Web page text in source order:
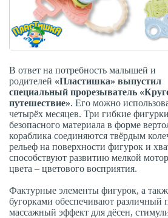
768
В ответ на потребность малышей и
родителей «Пластишка» выпустил
специальный прорезыватель
путешествие». Его можно
четырёх месяцев. Три гибкие
безопасного материала в форме
кораблика соединяются твёрдым
рельеф на поверхности фигурок и
способствуют развитию мелкой
цвета – цветового восприятия.
Фактурные элементы фигурок, а
бугорками обеспечивают различный
массажный эффект для дёсен,